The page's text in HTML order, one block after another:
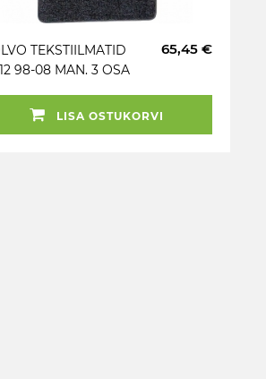
TEKSTIILMATID
98-08 MAN. 3 OSA
65,45 €
LISA OSTUKORVI